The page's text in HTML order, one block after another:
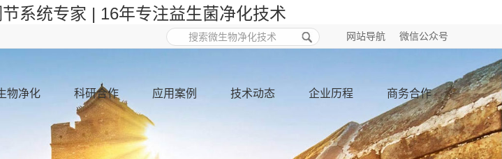
系统专家 | 16年专注益生菌净化技术
微信公众号
网站导航
物净化 科研合作 应用案例 技术动态 企业历程 商务合作